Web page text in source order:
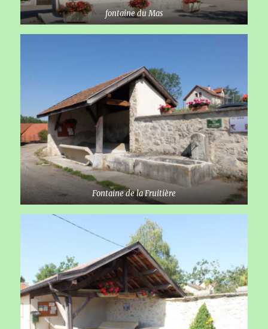
fontaine du Mas
Fontaine de la Fruitière